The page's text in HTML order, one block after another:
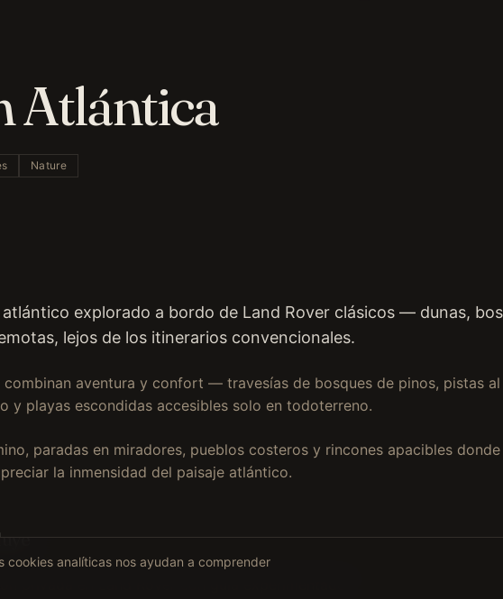
Atlántica
Nature
atlántico explorado a bordo de Land Rover clásicos — dunas,
lejos de los itinerarios convencionales.
combinan aventura y confort — travesías de bosques de pinos, pistas
y playas escondidas accesibles solo en todoterreno.
paradas en miradores, pueblos costeros y rincones apacibles
la inmensidad del paisaje atlántico.
privada en Land Rover con guía experimentado
cookies analíticas nos ayudan a comprender